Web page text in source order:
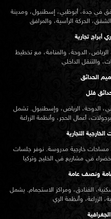
في جدة، أبوظبي، إسطنبول، ومدينة
أبراج تجارية
الرياض، الدوحة، والمنامة، مع تخطيط
الحدائق
فلل
الدوحة، الرياض، وإسطنبول. تشمل
التجارية
مساحات خارجية مدروسة. نوفر جلسات
ونصف عامة
الفنادق، ومراكز الاستجمام. يشمل